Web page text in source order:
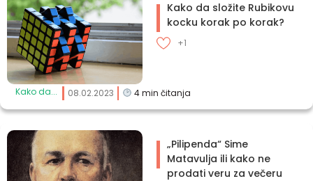
Kako da... 08.02.2023 4min čitanja
Kako da složite Rubikovu
kocku korak po korak?
+1
„Pilipenda“ Sime
Matavulja ili kako ne
prodati veru za večeru